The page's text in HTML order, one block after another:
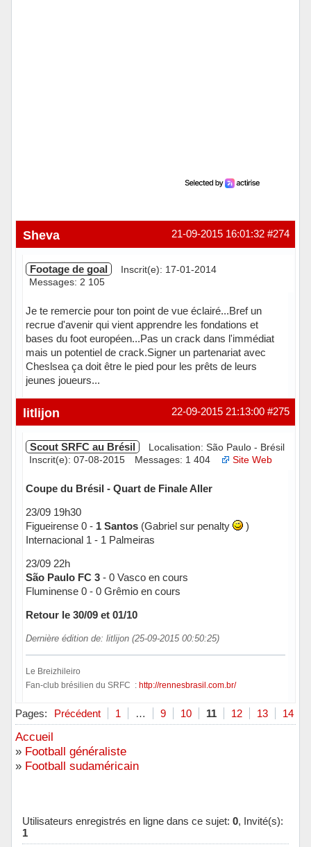
#274
21-09-2015 16:01:32
Sheva
Footage de goal
Inscrit(e): 17-01-2014
Messages: 2 105
Je te remercie pour ton point de vue éclairé...Bref un
recrue d'avenir qui vient apprendre les fondations et
bases du foot européen...Pas un crack dans l'immédiat
mais un potentiel de crack.Signer un partenariat avec
Cheslsea ça doit être le pied pour les prêts de leurs
jeunes joueurs...
Hors ligne #275
22-09-2015 21:13:00
litlijon
Scout SRFC au Brésil
Localisation: São Paulo - Brésil
Inscrit(e): 07-08-2015
Messages: 1 404 Site Web
Coupe du Brésil - Quart de Finale Aller
23/09 19h30
Figueirense 0 - 1 Santos(Gabriel sur penalty
)
Internacional 1 - 1 Palmeiras
23/09 22h
São Paulo FC 3- 0 Vasco en cours
Fluminense 0 - 0 Grêmio en cours
Retour le 30/09 et 01/10
Dernière édition de: litlijon (25-09-2015 00:50:25)
Le Breizhileiro
Fan-club brésilien du SRFC : http://rennesbrasil.com.br/
Hors ligne
Pages: Précédent 1 … 9 10 11 12 13 14
Accueil
» Football généraliste
» Football sudaméricain
Utilisateurs enregistrés en ligne dans ce sujet: 0, Invité(s):
1